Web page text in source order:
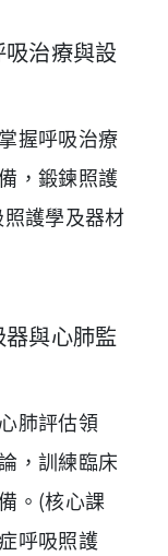
治療與設
握呼吸治療
，鍛鍊照護
護學及器材
與心肺監
肺評估領
，訓練臨床
。(核心課
呼吸照護